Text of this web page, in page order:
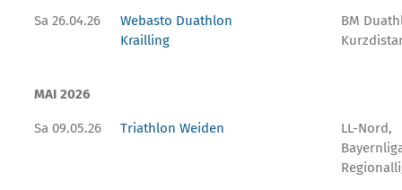
Sa 26.04.26
Webasto Duathlon
Krailling
BM
MAI 2026
Sa 09.05.26 Triathlon Weiden
LL-Nord,